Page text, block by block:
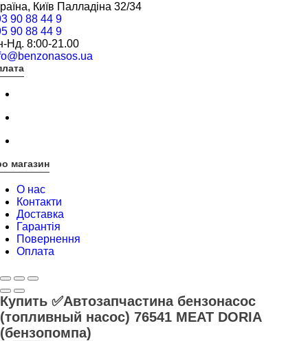
Київ Палладіна 32/34
90 88 44 9
90 88 44 9
Нд. 8:00-21.00
магазин
О нас
Контакти
Доставка
Гарантія
Повернення
Оплата
Купить ✅Автозапчастина бензонасос
(топливный насос) 76541 MEAT DORIA
(бензопомпа)